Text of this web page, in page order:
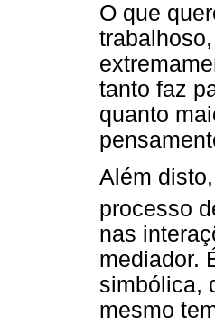
O que
tanto faz
quanto
Além
processo
nas
mediador.
simbólica,
mesmo